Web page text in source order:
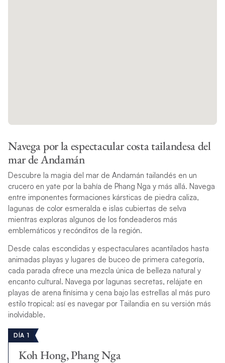
Navega por la espectacular costa tailandesa del
mar de Andamán
Descubre la magia del mar de Andamán tailandés en un
crucero en yate por la bahía de Phang Nga y más allá. Navega
entre imponentes formaciones kársticas de piedra caliza,
lagunas de color esmeralda e islas cubiertas de selva
mientras exploras algunos de los fondeaderos más
emblemáticos y recónditos de la región.
Desde calas escondidas y espectaculares acantilados hasta
animadas playas y lugares de buceo de primera categoría,
cada parada ofrece una mezcla única de belleza natural y
encanto cultural. Navega por lagunas secretas, relájate en
playas de arena finísima y cena bajo las estrellas al más puro
estilo tropical: así es navegar por Tailandia en su versión más
inolvidable.
DÍA 1
Koh Hong, Phang Nga